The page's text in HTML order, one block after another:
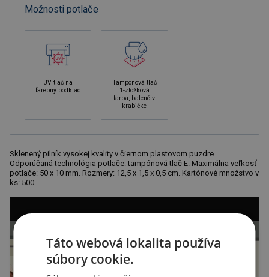
Možnosti potlače
UV tlač na
farebný podklad
Tampónová tlač
1-zložková
farba, balené v
krabičke
Sklenený pilník vysokej kvality v čiernom plastovom puzdre.
Odporúčaná technológia potlače: tampónová tlač E. Maximálna veľkosť
potlače: 50 x 10 mm. Rozmery: 12,5 x 1,5 x 0,5 cm. Kartónové množstvo v
ks: 500.
Táto webová lokalita používa
súbory cookie.